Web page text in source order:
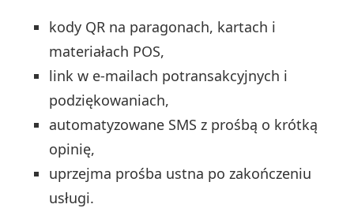
kody QR na paragonach, kartach i
materiałach POS,
link w e‑mailach potransakcyjnych i
podziękowaniach,
automatyzowane SMS z prośbą o krótką
opinię,
uprzejma prośba ustna po zakończeniu
usługi.